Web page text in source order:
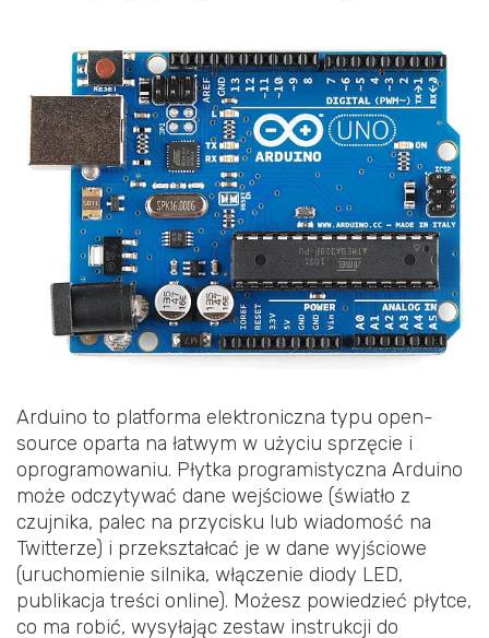
Arduino to platforma elektroniczna typu open-
source oparta na łatwym w użyciu sprzęcie i
oprogramowaniu. Płytka programistyczna Arduino
może odczytywać dane wejściowe (światło z
czujnika, palec na przycisku lub wiadomość na
Twitterze) i przekształcać je w dane wyjściowe
(uruchomienie silnika, włączenie diody LED,
publikacja treści online). Możesz powiedzieć płytce,
co ma robić, wysyłając zestaw instrukcji do